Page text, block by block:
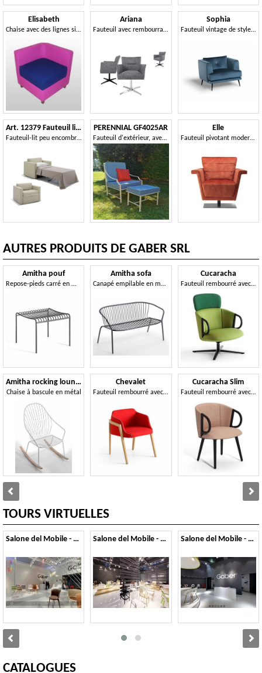
Elisabeth
Chaise avec des lignes simples, revêtement en cuir
Ariana
Fauteuil avec rembourrage doux
Sophia
Fauteuil vintage de style nordique
Art. 12379 Fauteuil lit en simili cuir
Fauteuil-lit peu encombrant, pour hôtels, chambres d'hôtes et structures d'hébergement
PERENNIAL GF4025AR
Fauteuil d'extérieur, avec coussins hydrofuges
Elle
Fauteuil pivotant moderne
AUTRES PRODUITS DE GABER SRL
Amitha pouf
Repose-pieds carré en métal
Amitha rocking lounge
Chaise à bascule en métal
Amitha sofa
Canapé empilable en métal
Chevalet
Fauteuil rembourré avec structure en bois
Cucaracha
Fauteuil rembourré avec accoudoirs, proposé avec différentes solutions de piètement
Cucaracha Slim
Fauteuil rembourré avec accoudoirs, proposé avec différentes solutions de piètement
TOURS VIRTUELLES
Salone del Mobile - 2014 Salone del Mobile - 2013 Salone del Mobile - 2012
CATALOGUES